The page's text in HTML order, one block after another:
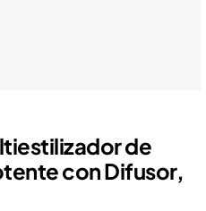
de
con Difusor,